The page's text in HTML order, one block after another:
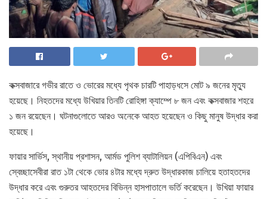
কক্সবাজারে গভীর রাতে ও ভোরের মধ্যে পৃথক চারটি পাহাড়ধসে মোট ৯ জনের মৃত্যু
হয়েছে। নিহতদের মধ্যে উখিয়ার তিনটি রোহিঙ্গা ক্যাম্পে ৮ জন এবং কক্সবাজার শহরে
১ জন রয়েছেন। ঘটনাগুলোতে আরও অনেকে আহত হয়েছেন ও কিছু মানুষ উদ্ধার করা
হয়েছে।
ফায়ার সার্ভিস, স্থানীয় প্রশাসন, আর্মড পুলিশ ব্যাটালিয়ন (এপিবিএন) এবং
স্বেচ্ছাসেবীরা রাত ১টা থেকে ভোর ৪টার মধ্যে দ্রুত উদ্ধারকাজ চালিয়ে হতাহতদের
উদ্ধার করে এবং গুরুতর আহতদের বিভিন্ন হাসপাতালে ভর্তি করেছেন। উখিয়া ফায়ার